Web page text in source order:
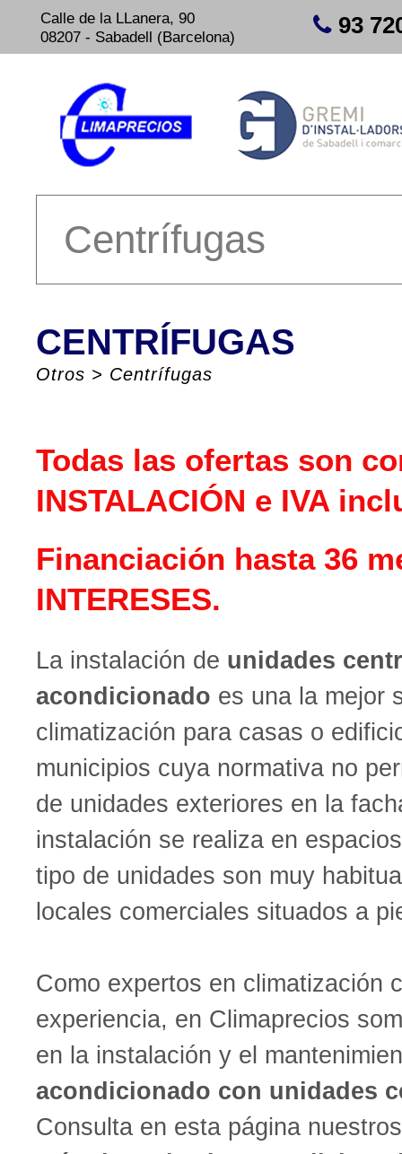
Calle de la LLanera, 90
08207 - Sabadell (Barcelona)
93
Centrífugas
CENTRÍFUGAS
Otros > Centrífugas
Todas las ofertas son
INSTALACIÓN e IVA
Financiación hasta 36
INTERESES.
La instalación de unidades
acondicionado es una la mejor
climatización para casas o
municipios cuya normativa no
de unidades exteriores en la
instalación se realiza en
tipo de unidades son muy
locales comerciales situados a
Como expertos en climatización
experiencia, en Climaprecios
en la instalación y el
acondicionado con unidades
Consulta en esta página